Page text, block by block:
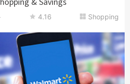
4.16 Shopping